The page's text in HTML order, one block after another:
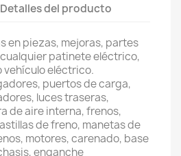
Detalles del producto
en piezas, mejoras, partes
patinete eléctrico,
eléctrico.
puertos de carga,
luces traseras,
de aire interna, frenos,
de freno, manetas de
motores, carenado, base
enganche